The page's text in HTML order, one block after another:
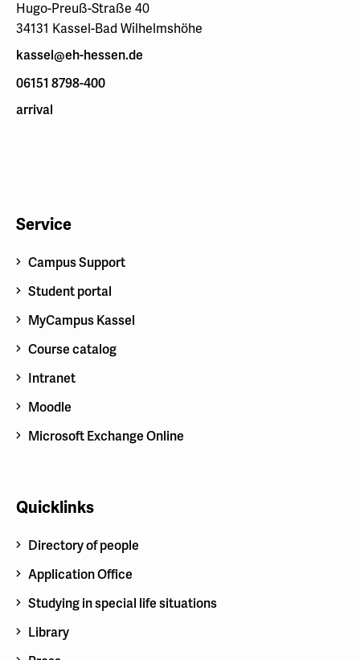
Hugo-Preuß-Straße 40
34131 Kassel-Bad Wilhelmshöhe
kassel@eh-hessen.de
06151 8798-400
arrival
Service
Campus Support
Student portal
MyCampus Kassel
Course catalog
Intranet
Moodle
Microsoft Exchange Online
Quicklinks
Directory of people
Application Office
Studying in special life situations
Library